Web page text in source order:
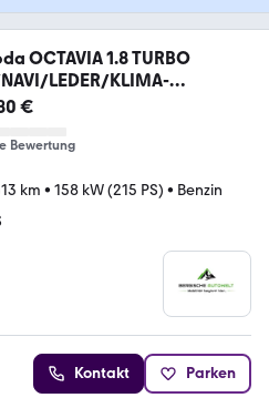
OCTAVIA 1.8 TURBO
LEDER/KLIMA-
ESD
€
Bewertung
km • 158 kW (215 PS) • Benzin
Kontakt Parken